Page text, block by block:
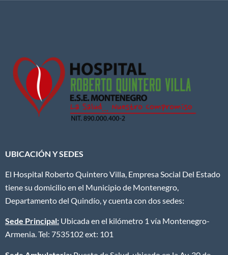
UBICACIÓN Y SEDES
El Hospital Roberto Quintero Villa, Empresa Social Del Estado
tiene su domicilio en el Municipio de Montenegro,
Departamento del Quindío, y cuenta con dos sedes:
Sede Principal: Ubicada en el kilómetro 1 vía Montenegro-
Armenia. Tel: 7535102 ext: 101